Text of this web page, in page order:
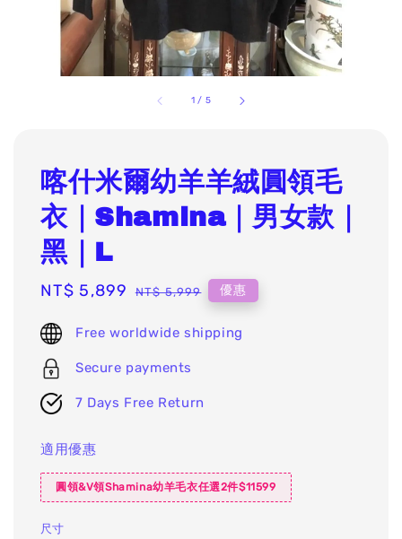
1 / 5
喀什米爾幼羊羊絨圓領毛
衣｜Shamina｜男女款｜
黑｜L
Sale
NT$ 5,899 Regular
NT$ 5,999 優惠
Free worldwide shipping
Secure payments
7 Days Free Return
適用優惠
圓領&V領Shamina幼羊毛衣任選2件$11599
尺寸